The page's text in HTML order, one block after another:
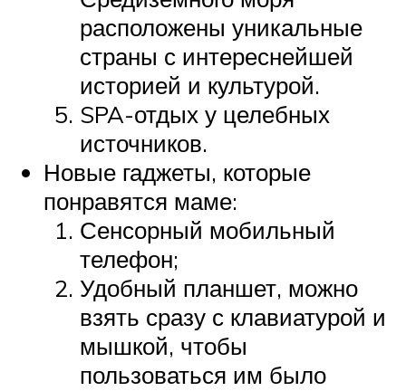
расположены уникальные
страны с интереснейшей
историей и культурой.
SPA-отдых у целебных
источников.
Новые гаджеты, которые
понравятся маме:
Сенсорный мобильный
телефон;
Удобный планшет, можно
взять сразу с клавиатурой и
мышкой, чтобы
пользоваться им было